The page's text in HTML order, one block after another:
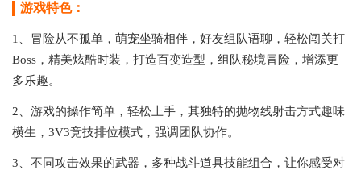
游戏特色：
1、冒险从不孤单，萌宠坐骑相伴，好友组队语聊，轻松闯关打
Boss，精美炫酷时装，打造百变造型，组队秘境冒险，增添更
多乐趣。
2、游戏的操作简单，轻松上手，其独特的抛物线射击方式趣味
横生，3V3竞技排位模式，强调团队协作。
3、不同攻击效果的武器，多种战斗道具技能组合，让你感受对